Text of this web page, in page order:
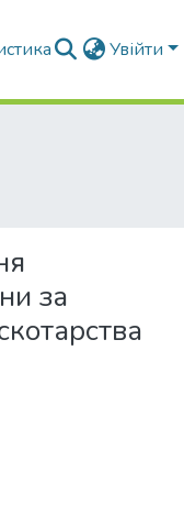
Увійти
за